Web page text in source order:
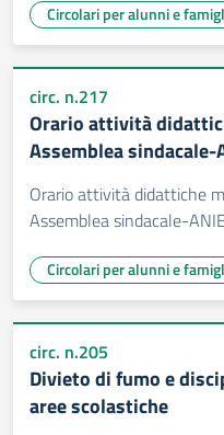
Circolari per alunni e
circ. n.217
Orario attività
Assemblea sindacale-
Orario attività didattiche
Assemblea sindacale-
Circolari per alunni e
circ. n.205
Divieto di fumo e
aree scolastiche